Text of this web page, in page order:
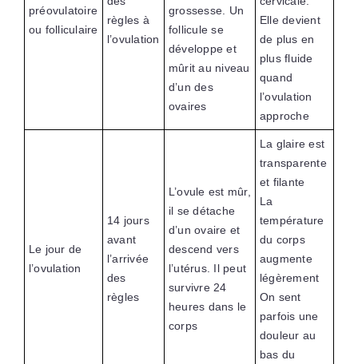
préovulatoire
ou folliculaire
règles à
l’ovulation
grossesse. Un
follicule se
développe et
mûrit au niveau
d’un des
ovaires
Elle devient
de plus en
plus fluide
quand
l’ovulation
approche
Le jour de
l’ovulation
14 jours
avant
l’arrivée
des
règles
L’ovule est mûr,
il se détache
d’un ovaire et
descend vers
l’utérus. Il peut
survivre 24
heures dans le
corps
La glaire est
transparente
et filante
La
température
du corps
augmente
légèrement
On sent
parfois une
douleur au
bas du